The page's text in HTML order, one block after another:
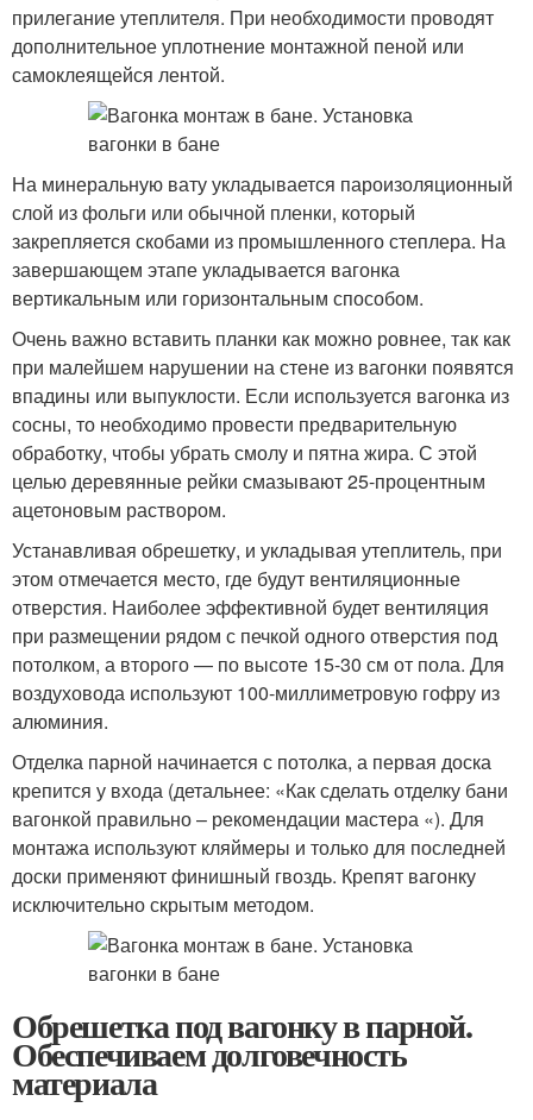
прилегание утеплителя. При необходимости проводят
дополнительное уплотнение монтажной пеной или
самоклеящейся лентой.
На минеральную вату укладывается пароизоляционный
слой из фольги или обычной пленки, который
закрепляется скобами из промышленного степлера. На
завершающем этапе укладывается вагонка
вертикальным или горизонтальным способом.
Очень важно вставить планки как можно ровнее, так как
при малейшем нарушении на стене из вагонки появятся
впадины или выпуклости. Если используется вагонка из
сосны, то необходимо провести предварительную
обработку, чтобы убрать смолу и пятна жира. С этой
целью деревянные рейки смазывают 25-процентным
ацетоновым раствором.
Устанавливая обрешетку, и укладывая утеплитель, при
этом отмечается место, где будут вентиляционные
отверстия. Наиболее эффективной будет вентиляция
при размещении рядом с печкой одного отверстия под
потолком, а второго — по высоте 15-30 см от пола. Для
воздуховода используют 100-миллиметровую гофру из
алюминия.
Отделка парной начинается с потолка, а первая доска
крепится у входа (детальнее: «Как сделать отделку бани
вагонкой правильно – рекомендации мастера «). Для
монтажа используют кляймеры и только для последней
доски применяют финишный гвоздь. Крепят вагонку
исключительно скрытым методом.
Обрешетка под вагонку в парной.
Обеспечиваем долговечность
материала